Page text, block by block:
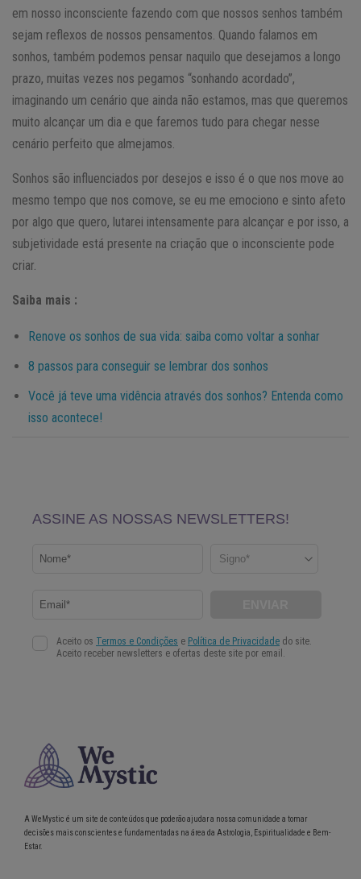
em nosso inconsciente fazendo com que nossos senhos também
sejam reflexos de nossos pensamentos. Quando falamos em
sonhos, também podemos pensar naquilo que desejamos a longo
prazo, muitas vezes nos pegamos “sonhando acordado”,
imaginando um cenário que ainda não estamos, mas que queremos
muito alcançar um dia e que faremos tudo para chegar nesse
cenário perfeito que almejamos.
Sonhos são influenciados por desejos e isso é o que nos move ao
mesmo tempo que nos comove, se eu me emociono e sinto afeto
por algo que quero, lutarei intensamente para alcançar e por isso, a
subjetividade está presente na criação que o inconsciente pode
criar.
Saiba mais :
Renove os sonhos de sua vida: saiba como voltar a sonhar
8 passos para conseguir se lembrar dos sonhos
Você já teve uma vidência através dos sonhos? Entenda como
isso acontece!
A WeMystic é um site de conteúdos que poderão ajudar a nossa comunidade a tomar
decisões mais conscientes e fundamentadas na área da Astrologia, Espiritualidade e Bem-
Estar.